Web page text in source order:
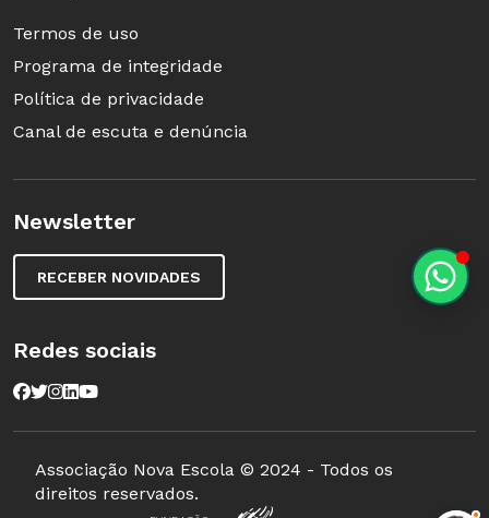
Termos de uso
Programa de integridade
Política de privacidade
Canal de escuta e denúncia
Newsletter
RECEBER NOVIDADES
Redes sociais
Associação Nova Escola © 2024 - Todos os
direitos reservados.